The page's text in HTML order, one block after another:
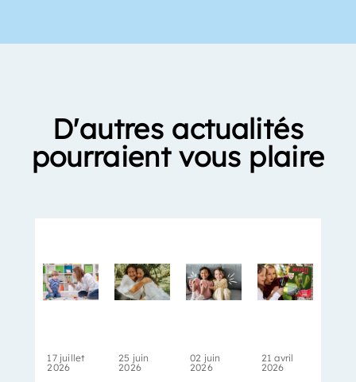
D'autres actualités
pourraient vous plaire
17 juillet
2026
25 juin
2026
02 juin
2026
21 avril
2026